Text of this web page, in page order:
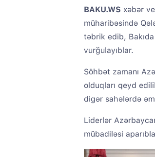
BAKU.WS xəbər
müharibəsində
təbrik edib,
vurğulayıblar.
Söhbət zamanı
olduqları qeyd
digər sahələrdə
Liderlər
mübadiləsi